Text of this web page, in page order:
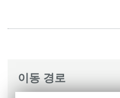
이동 경로